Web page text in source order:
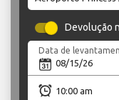
Devolução
Data de